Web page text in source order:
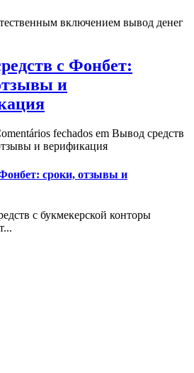
включением вывод денег
с Фонбет:
и
fechados em Вывод средств
и верификация
сроки, отзывы и
с букмекерской конторы